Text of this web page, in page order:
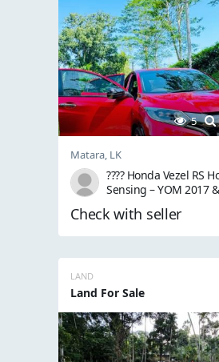
5
Matara, LK
???? Honda Vezel RS
Sensing – YOM 2017
Honda Vezel RS Honda
Sensing ✅ Year of
Owner ✅ 94,000 km –
Features & Options ????
Check with seller
LAND
Land For Sale